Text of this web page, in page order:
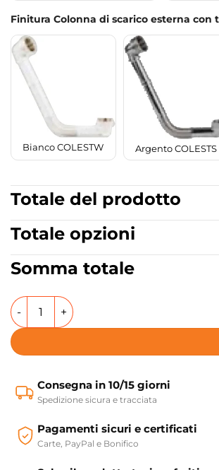
Finitura Colonna di scarico esterna
Bianco COLESTW Argento COLESTS
Totale del prodotto
Totale opzioni
Somma totale
Vasca da bagno freestanding 170X79
Consegna in 10/15 giorni
Spedizione sicura e tracciata
Pagamenti sicuri e certificati
Carte, PayPal e Bonifico